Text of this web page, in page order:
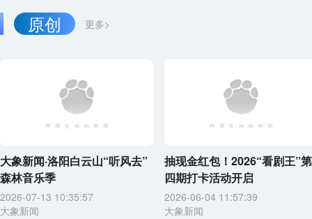
更多>
原创
大象新闻·洛阳白云山“听风去”
森林音乐季
2026-07-13 10:35:57
大象新闻
抽现金红包！2026“看剧王”第
四期打卡活动开启
2026-06-04 11:57:39
大象新闻